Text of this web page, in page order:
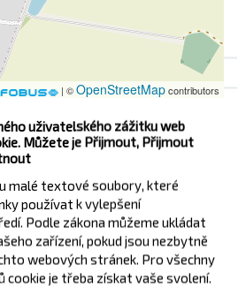
| ©OpenStreetMapcontributors
Podrobnosti na O nás
uživatelského zážitku web
Můžete je Přijmout, Přijmout
malé textové soubory, které
používat k vylepšení
Podle zákona můžeme ukládat
zařízení, pokud jsou nezbytně
webových stránek. Pro všechny
je třeba získat vaše svolení.